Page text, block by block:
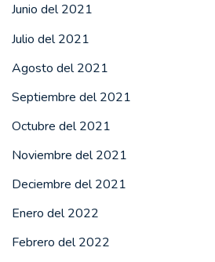
Junio del 2021
Julio del 2021
Agosto del 2021
Septiembre del 2021
Octubre del 2021
Noviembre del 2021
Deciembre del 2021
Enero del 2022
Febrero del 2022